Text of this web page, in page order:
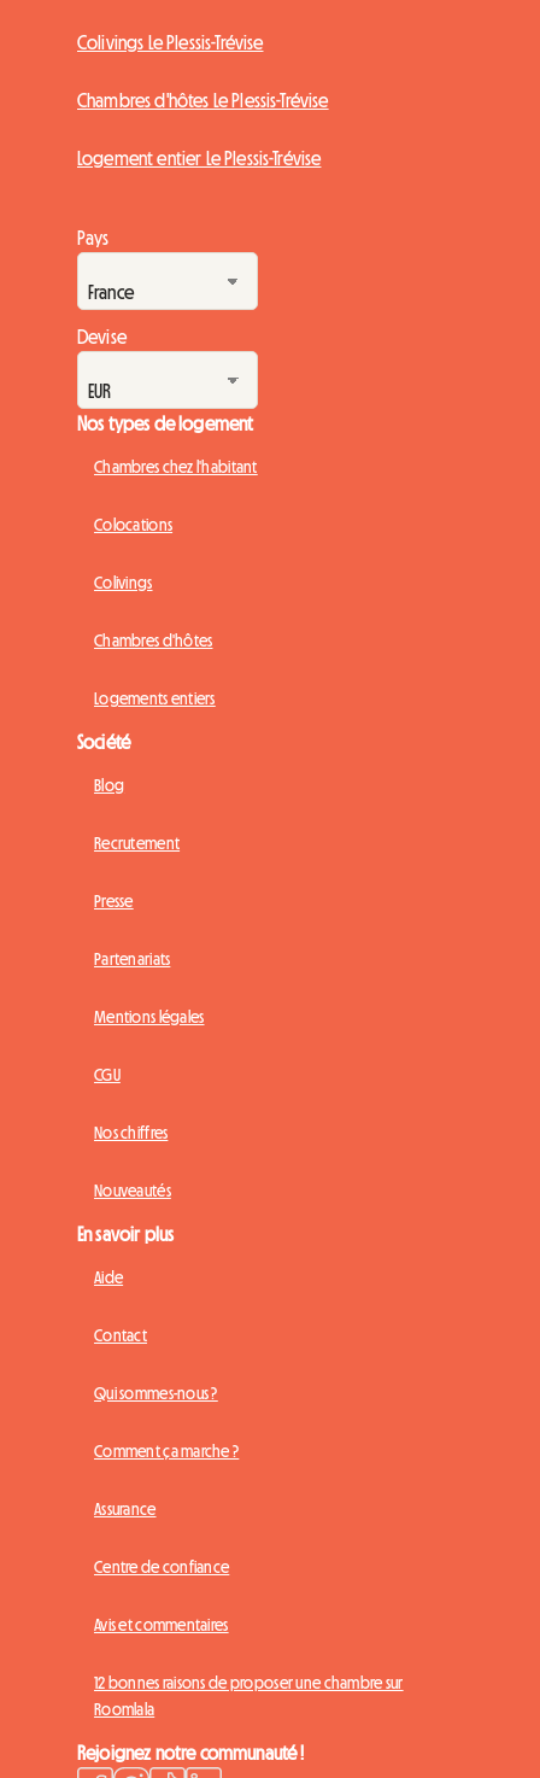
Colivings Le Plessis-Trévise
Chambres d'hôtes Le Plessis-Trévise
Logement entier Le Plessis-Trévise
Pays
Devise
Nos types de logement
Chambres chez l'habitant
Colocations
Colivings
Chambres d'hôtes
Logements entiers
Société
Blog
Recrutement
Presse
Partenariats
Mentions légales
CGU
Nos chiffres
Nouveautés
En savoir plus
Aide
Contact
Qui sommes-nous ?
Comment ça marche ?
Assurance
Centre de confiance
Avis et commentaires
12 bonnes raisons de proposer une chambre sur
Roomlala
Rejoignez notre communauté !